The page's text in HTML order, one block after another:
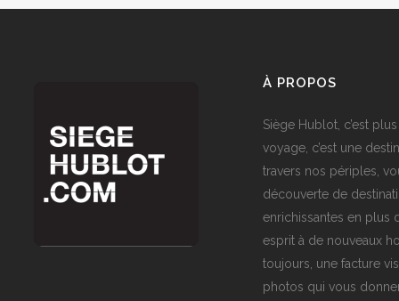
À PROPOS
Siège Hublot, c’est
voyage, c’est une
travers nos périples,
découverte de
enrichissantes en plus
esprit à de nouveaux
toujours, une facture
photos qui vous